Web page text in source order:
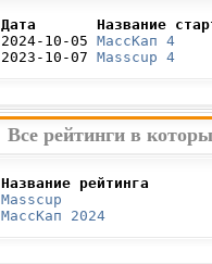
Дата       Название
2024-10-05 МассКап 4
2023-10-07 Masscup 4
Все рейтинги в
Название рейтинга
Masscup
МассКап 2024